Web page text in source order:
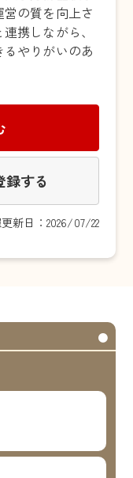
の質を向上さ
携しながら、
やりがいのあ
する
新日：2026/07/22